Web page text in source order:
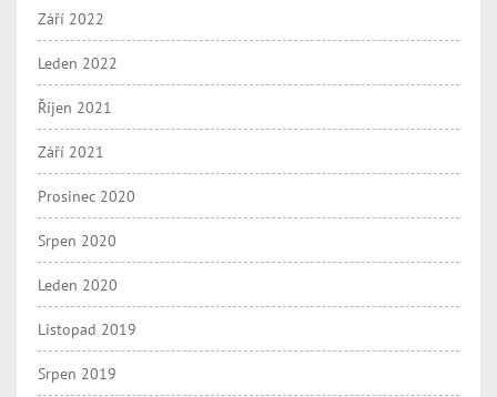
Září 2022
Leden 2022
Říjen 2021
Září 2021
Prosinec 2020
Srpen 2020
Leden 2020
Listopad 2019
Srpen 2019